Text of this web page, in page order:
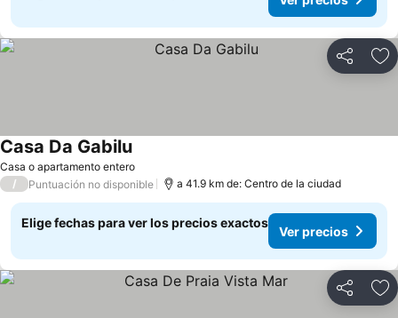
Compartir
Casa o apartamento entero
Casa Da Gabilu
/ Puntuación no disponible a 41.9 km de: Centro de la ciudad
Elige fechas para ver los precios exactos
Ver precios
Compartir